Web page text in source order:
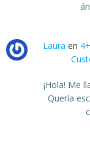
Laura en
¡Hola! Me
Quería